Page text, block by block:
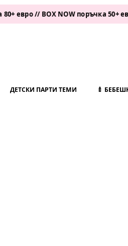
BOX NOW поръчка 50+ евро •
ДЕТСКИ ПАРТИ ТЕМИ 🍼